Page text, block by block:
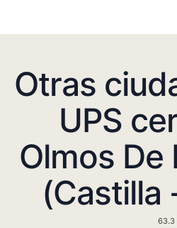
Otras
UPS
Olmos De
(Castilla
63.3